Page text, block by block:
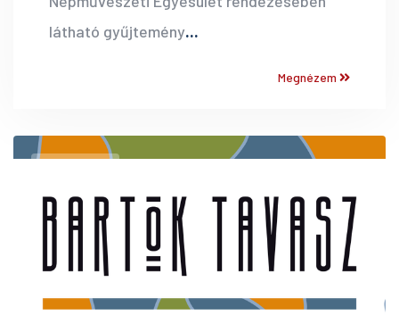
látható gyűjtemény...
Megnézem